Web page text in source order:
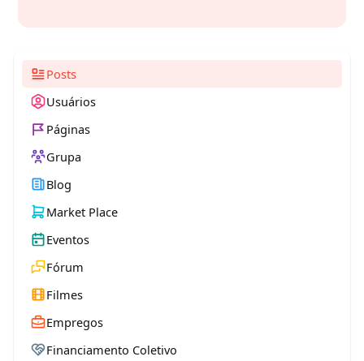
Posts
Usuários
Páginas
Grupa
Blog
Market Place
Eventos
Fórum
Filmes
Empregos
Financiamento Coletivo